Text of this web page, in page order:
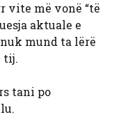
vite më vonë “të
aktuale e
mund ta lërë
tij.
tani po